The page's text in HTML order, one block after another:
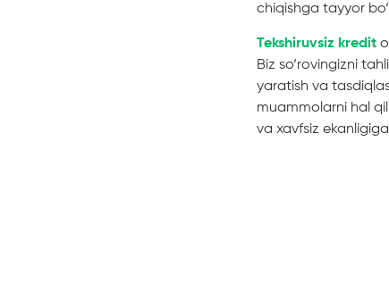
chiqishga tayyor
Tekshiruvsiz kredit
Biz so‘rovingizni
yaratish va
muammolarni hal
va xavfsiz